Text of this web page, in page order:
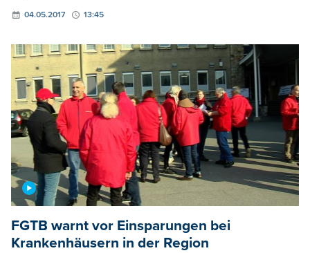
04.05.2017 13:45
FGTB warnt vor Einsparungen bei
Krankenhäusern in der Region